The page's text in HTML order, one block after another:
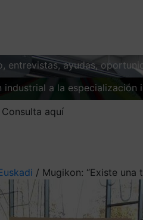
entrevistas, ayudas,
industrial a la especialización
Consulta aquí
/ Mugikon: “Existe